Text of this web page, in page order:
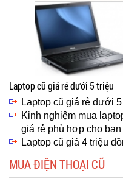
Laptop cũ giá rẻ dưới 5 triệu
Laptop cũ giá rẻ dưới 5
Kinh nghiệm mua
giá rẻ phù hợp cho bạn
Laptop cũ giá 4 triệu
MUA ĐIỆN THOẠI CŨ